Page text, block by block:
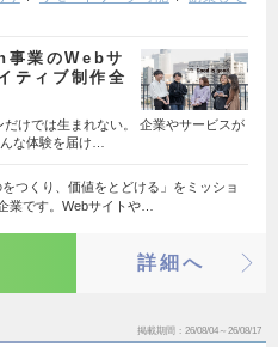
業のWebサ
ティブ制作全
けでは生まれない。 企業やサービスが
な体験を届け…
つくり、価値をとどける」をミッショ
業です。Webサイトや…
詳細へ
掲載期間 26/08/04～26/08/17